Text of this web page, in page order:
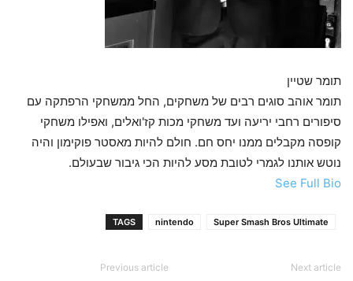
תומר שטיין
תומר אוהב סוגים רבים של משחקים, החל ממשחקי הרפתקה עם
סיפורים רחבי יריעה ועד משחקי מכות קז'ואלים, ואפילו משחקי
קופסה מקבלים ממנו יחס חם. חולם להיות מאסטר פוקימון והיה
נוטש אותנו לגמרי לטובת מסע להיות הכי גיבור שבעולם.
See Full Bio
TAGS nintendo Super Smash Bros Ultimate
Previous article Next article